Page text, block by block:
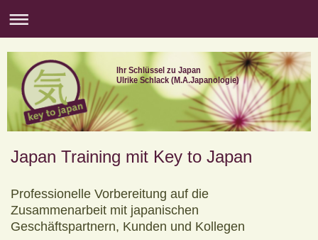
Ihr Schlüssel zu Japan
Ulrike Schlack (M.A.Japanologie)
Japan Training mit Key to Japan
Professionelle Vorbereitung auf die
Zusammenarbeit mit japanischen
Geschäftspartnern, Kunden und Kollegen